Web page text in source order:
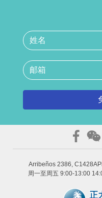
Arribeños 2386,
周一至周五 9:00-13:00